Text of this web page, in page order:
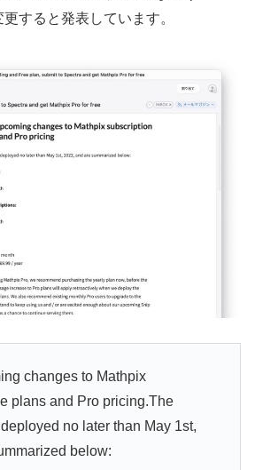
すると発表しています。
changes to Mathpix
plans and Pro pricing.The
no later than May 1st,
below: